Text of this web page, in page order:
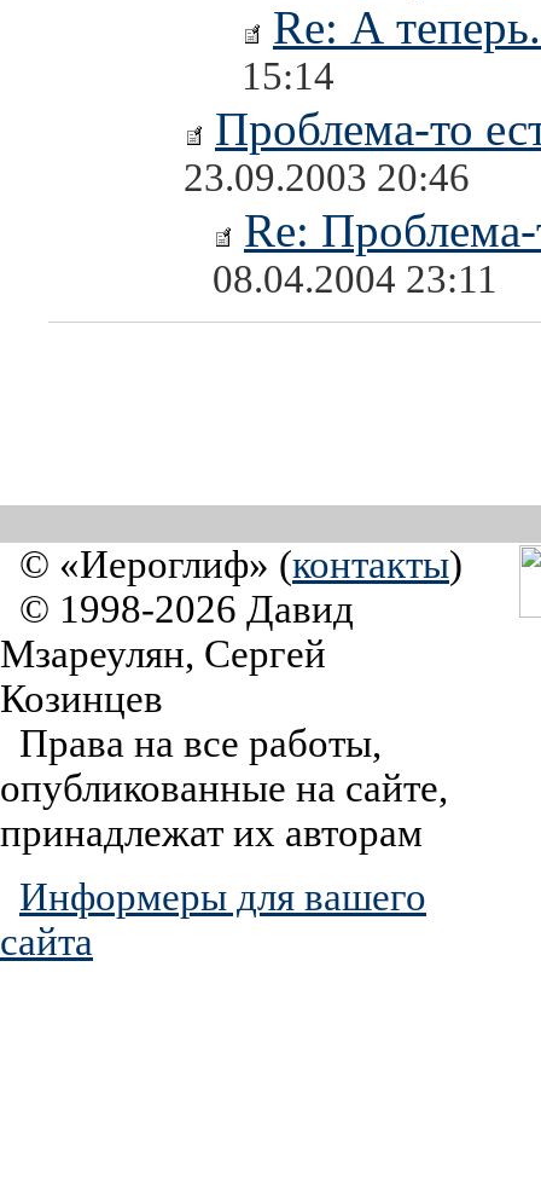
Re: А
15:14
Проблема-то
23.09.2003 20:46
Re: Проблема-
08.04.2004 23:11
© «Иероглиф» (контакты)
© 1998-2026 Давид
Мзареулян, Сергей
Козинцев
Права на все работы,
опубликованные на сайте,
принадлежат их авторам
Информеры для вашего
сайта